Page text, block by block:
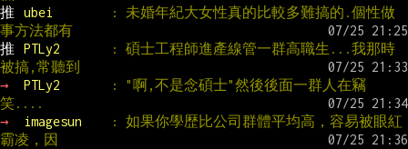
推
ubei
: 未婚年紀大女性真的比較多難搞的.個性做
事方法都有
推
PTLy2
: 碩士工程師進產線管一群高職生...我那時
被搞,常聽到
→
PTLy2
: "啊,不是念碩士"然後後面一群人在竊
笑....
→
imagesun
: 如果你學歴比公司群體平均高，容易被眼紅
霸凌，因